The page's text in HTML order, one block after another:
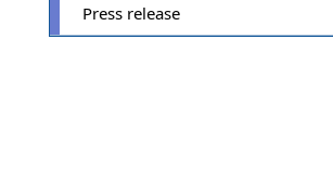
Press release